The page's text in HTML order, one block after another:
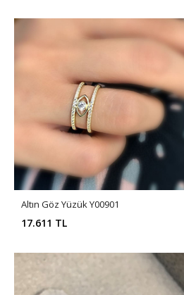
Altın Göz Yüzük Y00901
17.611 TL